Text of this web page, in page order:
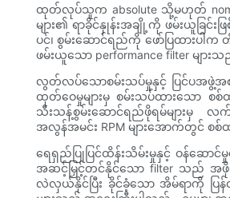
ထုတ်လုပ်သူက absolute သို့မဟုတ်
များ၏ ရာခိုင်နှုန်းအချို့ကို ဖမ်းယူခြင်
ပင်၊ စွမ်းဆောင်ရည်ကို ဖော်ပြထားပါ
ဖမ်းယူသော performance filter မျ
လွတ်လပ်သောစမ်းသပ်မှုနှင့် ပြင်ပအဖွဲ့အ
ထုတ်ဝေမှုများမှ စမ်းသပ်ထားသော စ
သီးသန့်စွမ်းဆောင်ရည်ဖိုရမ်များမှ
အလွန်အမင်း RPM များအောက်တွင်
ရေရှည်ပြုပြင်ထိန်းသိမ်းမှုနှင့် ဝန်ဆော
အဆင့်မြှင့်တင်နိုင်သော filter သည် အဖို
လဲလှယ်နိုင်ပြီး ခိုင်ခံ့သော အိမ်ရာကို ပြန်